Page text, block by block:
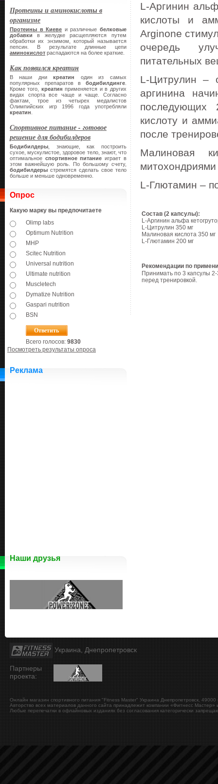
Протеины и аминокислоты в
организме
Протеины в Киеве и различныебелковые
добавки в желудке расщепляются путем
обработки их энзимом, который называется
пепсин. В результате длинные цепи
аминокислот распадаются на более краткие.
Как появился креатин
В наши дникреатин
один из самых
популярных препаратов в бодибилдинге
Кроме того, креатин применяется и в других
видах спорта все чаще и чаще. Согласно
фактам, трое из четырех медалистов
Олимпийских игр 1996 года употребляли
креатин
Спортивное питание - готовое
решение для бодибилдеров
Бодибилдеры , знающие, как построить
сухое, мускулистое, здоровое тело, знают, что
оптимальное спортивное питание играет в
этом важнейшую роль. По большому счету,
бодибилдеры стремятся сделать свое тело
больше и меньше одновременно.
Опрос
Какую марку вы предпочитаете
Olimp labs
Optimum Nutrition
MHP
Scitec Nutrition
Universal nutrition
Ultimate nutrition
Muscletech
Dymatize Nutrition
Gaspari nutrition
BSN
Всего голосов: 9830
Посмотреть результаты опроса
Реклама
Наши друзья
L-Аргинин
кислоты и
Arginone
очередь
питательных
L-Цитрулин –
аргинина
последующих
кислоту и
после
Малиновая
L-Глютамин –
Состав (2 капсулы):
L-Аргинин альфа
L-Цитрулин 350 мг
Малиновая кислота 350 мг
L-Глютамин 200 мг
Рекомендации по
Принимать по 3 капсулы
перед тренировкой.
Украина, Днепропетровск
Партнеры
проекта:
Онлайн магазин спортивного питания "Fitness Master" Украина Днепропетровск, 49000
Авторство всех материалов данного сайта принадлежит компании «Фитнесс Мастер»
Любые перепечатки в офлайновых изданиях без согласования категорически